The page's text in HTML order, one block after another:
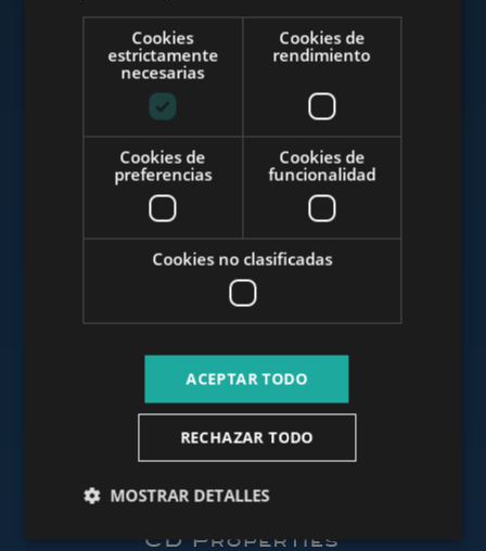
www.towerassistance.com
www.budapestluxuryapartments.hu
www.budapestoffices.net
SPANISH
RUSSIAN
Cookies
estrictamente
necesarias
Cookies de
rendimiento
Cookies de
preferencias
Cookies de
funcionalidad
Cookies no clasificadas
ACEPTAR TODO
RECHAZAR TODO
MOSTRAR DETALLES